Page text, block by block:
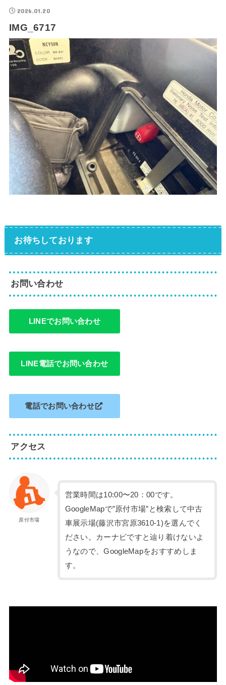
2026.01.20
IMG_6717
お待ちしております
お問い合わせ
LINEでお問い合わせ
LINE電話でお問い合わせ
電話でお問い合わせ
アクセス
原付市場
営業時間は10:00〜20：00です。
GoogleMapで”原付市場”と検索して中古
車展示場(藤沢市宮原3610-1)を選んでく
ださい。カーナビですと辿り着けないよ
うなので、GoogleMapをおすすめしま
す。